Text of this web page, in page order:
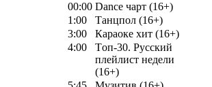
00:00 Dance чарт (16+)
1:00
Танцпол (16+)
3:00
Караоке хит (16+)
4:00
Tоп-30. Русский
плейлист недели
(16+)